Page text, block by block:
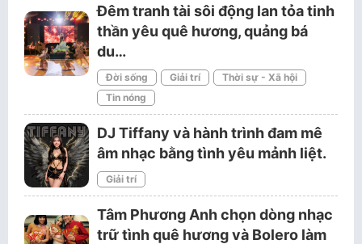
Đêm tranh tài sôi động lan tỏa tinh
thần yêu quê hương, quảng bá
du…
Đời sống Giải trí
Thời sự - Xã hội
Tin nóng
DJ Tiffany và hành trình đam mê
âm nhạc bằng tình yêu mảnh liệt.
Giải trí
Tâm Phương Anh chọn dòng nhạc
trữ tình quê hương và Bolero làm